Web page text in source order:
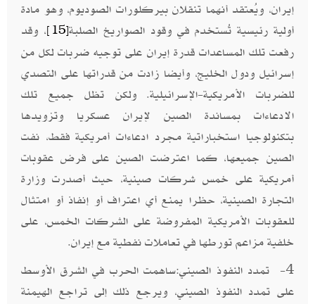
إيران، ويُعتقد أنهما تنقلان بيركلورات الصوديوم، وهو مادة
أولية رئيسية تُستخدم في وقود الصواريخ الصلبة[15]، وقد
رفعت تلك المساعدات قدرة إيران على توجيه ضربات لكل من
إسرائيل ودول الخليج، وأيضا زادت من قدراتها على التصدي
للضربات الأمريكية-الإسرائيلية. ولكن تظل جميع تلك
الادعاءات بمساندة الصين لإيران عسكريا وتزويدها
بتكنولوجيا استخباراتية مجرد ادعاءات أمريكية فقط، نفت
الصين جميعها، كما اعترضت الصين على فرض عقوبات
أمريكية على خمس شركات صينية، حيث أصدرت وزارة
التجارة الصينية، حظرا يمنع أي اعتراف أو إنفاذ أو امتثال
للعقوبات الأمريكية المفروضة على الشركات الخمس، على
خلفية مزاعم تورطها في تعاملات نفطية مع إيران.
4- تمدد النفوذ الصيني:ساهمت الحرب في الشرق الأوسط
على تمدد النفوذ الصيني، ويرجع ذلك إلى تراجع الهيمنة